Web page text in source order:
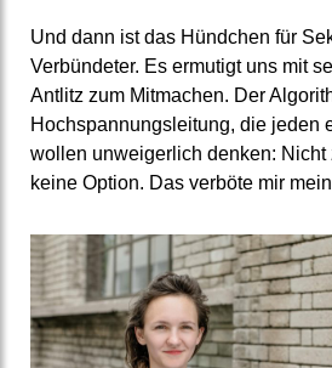
Und dann ist das Hündchen für
Verbündeter. Es ermutigt uns mit
Antlitz zum Mitmachen. Der
Hochspannungsleitung, die jeden
wollen unweigerlich denken: Nicht
keine Option. Das verböte mir